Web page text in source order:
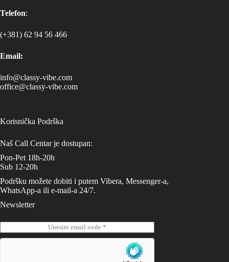
Telefon:
(+381) 62 94 56 466
Email:
info@classy-vibe.com
office@classy-vibe.com
Korisnička Podrška
Naš Call Centar je dostupan:
Pon-Pet 18h-20h
Sub 12-20h
Podršku možete dobiti i putem Vibera, Messenger-a,
WhatsApp-a ili e-mail-a 24/7.
Newsletter
m